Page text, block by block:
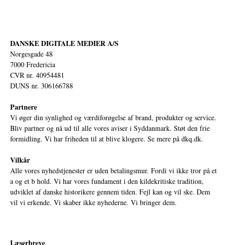
DANSKE DIGITALE MEDIER A/S
Norgesgade 48
7000 Fredericia
CVR nr. 40954481
DUNS nr. 306166788
Partnere
Vi øger din synlighed og værdiforøgelse af brand, produkter og service.
Bliv partner og nå ud til alle vores aviser i Syddanmark. Støt den frie
formidling. Vi har friheden til at blive klogere. Se mere på dkq.dk.
Vilkår
Alle vores nyhedstjenester er uden betalingsmur. Fordi vi ikke tror på et
a og et b hold. Vi har vores fundament i den kildekritiske tradition,
udviklet af danske historikere gennem tiden. Fejl kan og vil ske. Dem
vil vi erkende. Vi skaber ikke nyhederne. Vi bringer dem.
Læserbreve